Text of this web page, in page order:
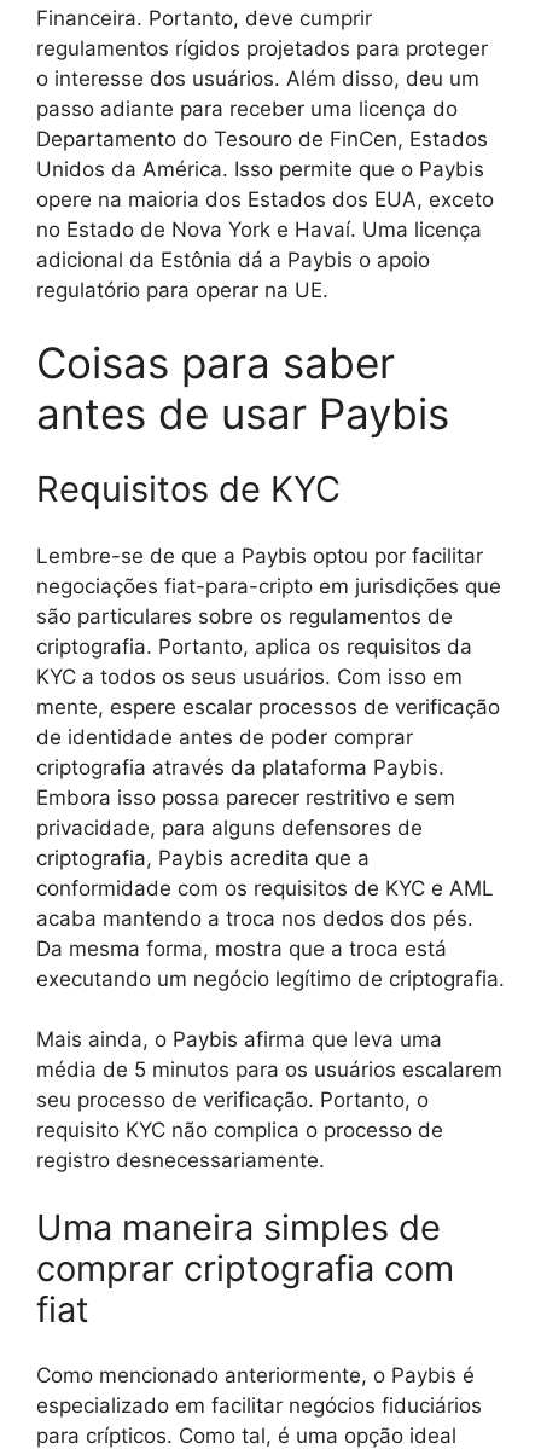
Financeira. Portanto, deve cumprir
regulamentos rígidos projetados para proteger
o interesse dos usuários. Além disso, deu um
passo adiante para receber uma licença do
Departamento do Tesouro de FinCen, Estados
Unidos da América. Isso permite que o Paybis
opere na maioria dos Estados dos EUA, exceto
no Estado de Nova York e Havaí. Uma licença
adicional da Estônia dá a Paybis o apoio
regulatório para operar na UE.
Coisas para saber
antes de usar Paybis
Requisitos de KYC
Lembre-se de que a Paybis optou por facilitar
negociações fiat-para-cripto em jurisdições que
são particulares sobre os regulamentos de
criptografia. Portanto, aplica os requisitos da
KYC a todos os seus usuários. Com isso em
mente, espere escalar processos de verificação
de identidade antes de poder comprar
criptografia através da plataforma Paybis.
Embora isso possa parecer restritivo e sem
privacidade, para alguns defensores de
criptografia, Paybis acredita que a
conformidade com os requisitos de KYC e AML
acaba mantendo a troca nos dedos dos pés.
Da mesma forma, mostra que a troca está
executando um negócio legítimo de criptografia.
Mais ainda, o Paybis afirma que leva uma
média de 5 minutos para os usuários escalarem
seu processo de verificação. Portanto, o
requisito KYC não complica o processo de
registro desnecessariamente.
Uma maneira simples de
comprar criptografia com
fiat
Como mencionado anteriormente, o Paybis é
especializado em facilitar negócios fiduciários
para crípticos. Como tal, é uma opção ideal